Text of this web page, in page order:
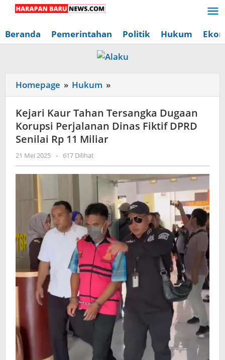
Lewati
konten
Beranda Pemerintahan Politik Hukum
Homepage » Hukum »
Kaur
Tahan
Tersangka
Dinas
Fiktif
DPRD
Senilai
Rp
11
Miliar
Kejari Kaur Tahan Tersangka Dugaan
Korupsi Perjalanan Dinas Fiktif DPRD
Senilai Rp 11 Miliar
21 Mei 2025 oleh
Redaksi
Harapan
- 617 Dilihat